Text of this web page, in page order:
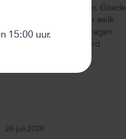
Super service tot zo ver. Goede
hulp met uitzoeken van welk
systeem geschikt is. Vragen
worden snel beantwoord
26 juli 2026
15:00 uur.